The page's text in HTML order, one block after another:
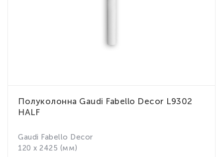
Полуколонна Gaudi Fabello Decor L9302
HALF
Gaudi Fabello Decor
120 x 2425 (мм)